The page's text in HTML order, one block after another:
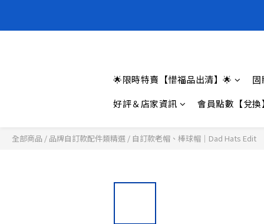
🌟限時特賣【惜福品出清】🌟
固
好評＆店家資訊
會員點數【兌
全部商品 / 品牌自訂款配件類精選 / 自訂款老帽、棒球帽｜Dad Hats Edit